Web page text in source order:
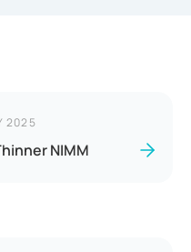
2025
NIMM